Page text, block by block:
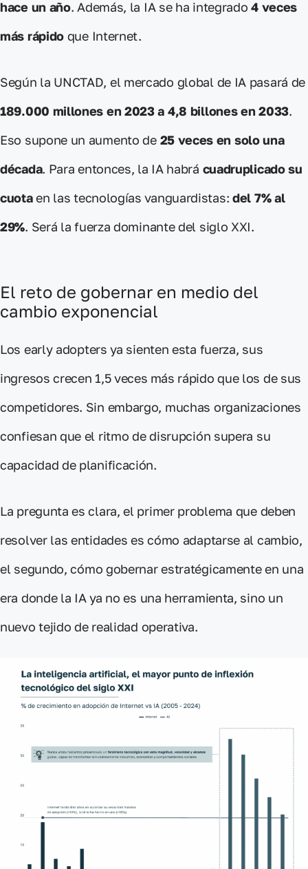
hace un año. Además, la IA se ha integrado4 veces
más rápido que Internet.
Según la UNCTAD, el mercado global de IA pasará de
189.000 millones en 2023 a 4,8 billones en 2033.
Eso supone un aumento de 25 veces en solo una
década. Para entonces, la IA habrá cuadruplicado su
cuotaen las tecnologías vanguardistas: del 7% al
29%. Será la fuerza dominante del siglo XXI.
El reto de gobernar en medio del
cambio exponencial
Los early adopters ya sienten esta fuerza, sus
ingresos crecen 1,5 veces más rápido que los de sus
competidores. Sin embargo, muchas organizaciones
confiesan que el ritmo de disrupción supera su
capacidad de planificación.
La pregunta es clara, el primer problema que deben
resolver las entidades es cómo adaptarse al cambio,
el segundo,cómo gobernar estratégicamenteen una
era donde la IAya no es una herramienta, sino un
nuevotejido de realidad operativa.